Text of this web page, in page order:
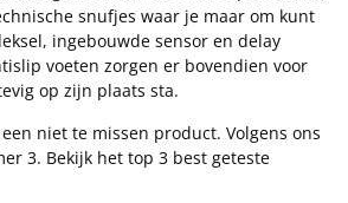
snufjes waar je maar om kunt
ingebouwde sensor en delay
voeten zorgen er bovendien voor
op zijn plaats sta.
niet te missen product. Volgens ons
3. Bekijk het top 3 best geteste